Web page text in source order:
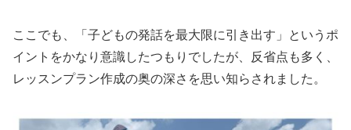
ここでも、「子どもの発話を最大限に引き出す」というポ
イントをかなり意識したつもりでしたが、反省点も多く、
レッスンプラン作成の奥の深さを思い知らされました。